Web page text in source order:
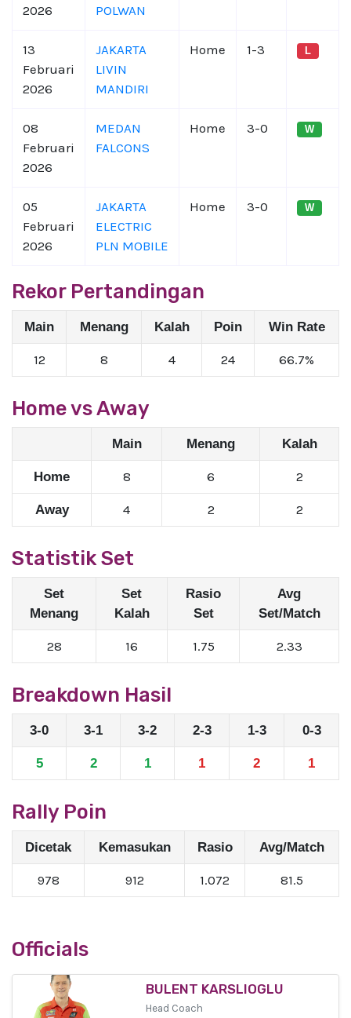
2026
POLWAN
13
Februari
2026
JAKARTA
LIVIN
MANDIRI
Home 1-3 L
08
Februari
2026
MEDAN
FALCONS
Home 3-0 W
05
Februari
2026
JAKARTA
ELECTRIC
PLN MOBILE
Home 3-0 W
Rekor Pertandingan
Main Menang Kalah Poin Win Rate
12 8 4 24 66.7%
Home vs Away
Main Menang Kalah
Home 8 6 2
Away 4 2 2
Statistik Set
Set
Menang
Set
Kalah
Rasio
Set
Avg
Set/Match
28 16 1.75 2.33
Breakdown Hasil
3-0 3-1 3-2 2-3 1-3 0-3
5 2 1 1 2 1
Rally Poin
Dicetak Kemasukan Rasio Avg/Match
978 912 1.072 81.5
Officials
BULENT KARSLIOGLU
Head Coach